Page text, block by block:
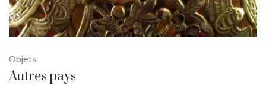
Objets
Autres pays